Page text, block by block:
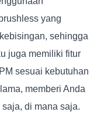
yang
sehingga
juga memiliki fitur
sesuai kebutuhan
memberi Anda
di mana saja.